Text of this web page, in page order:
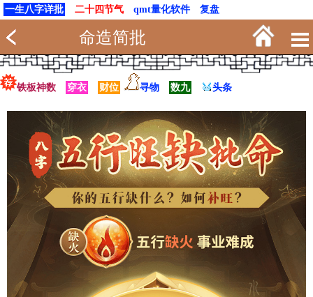
一生八字详批 二十四节气 qmt量化软件 复盘
命造简批
铁板神数 穿衣 财位 寻物 数九 头条